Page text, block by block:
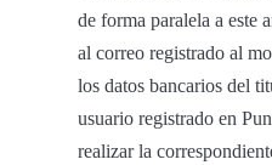
de forma paralela a este
al correo registrado al
los datos bancarios del
usuario registrado en
realizar la